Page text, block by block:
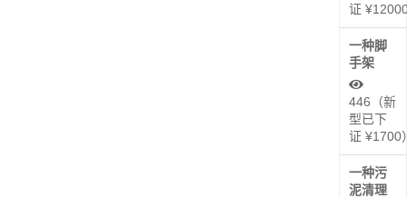
证
一种脚
手架
446（新
型已下
证 ¥1700
一种污
泥清理